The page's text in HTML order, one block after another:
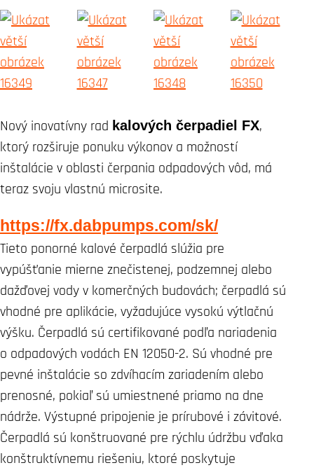
Nový inovatívny rad kalových čerpadiel FX,
ktorý rozširuje ponuku výkonov a možností
inštalácie v oblasti čerpania odpadových vôd, má
teraz svoju vlastnú microsite.
https://fx.dabpumps.com/sk/
Tieto ponorné kalové čerpadlá slúžia pre
vypúšťanie mierne znečistenej, podzemnej alebo
dažďovej vody v komerčných budovách; čerpadlá sú
vhodné pre aplikácie, vyžadujúce vysokú výtlačnú
výšku. Čerpadlá sú certifikované podľa nariadenia
o odpadových vodách EN 12050-2. Sú vhodné pre
pevné inštalácie so zdvíhacím zariadením alebo
prenosné, pokiaľ sú umiestnené priamo na dne
nádrže. Výstupné pripojenie je prírubové i závitové.
Čerpadlá sú konštruované pre rýchlu údržbu vďaka
konštruktívnemu riešeniu, ktoré poskytuje